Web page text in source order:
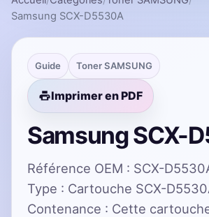
Samsung SCX-D5530A
Guide Toner SAMSUNG
Imprimer en PDF
Samsung SCX-
Référence OEM : SCX-
Type : Cartouche SCX-
Contenance : Cette